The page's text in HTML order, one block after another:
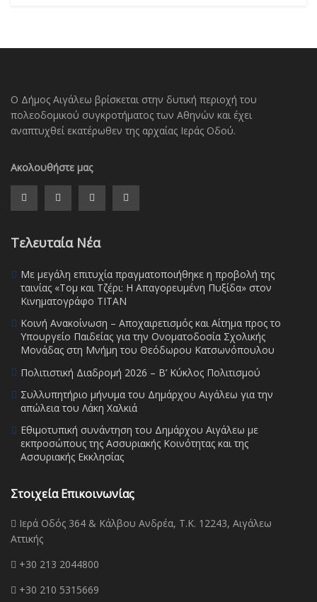
Ο Δήμος Αιγάλεω βρίσκεται στην δυτική περιοχή του
πολεοδομικού συγκροτήματος των Αθηνών και έχει
αναπτυχθεί εκατέρωθεν της αρχαίας Ιεράς Οδού.
Ακολουθήστε μας
Τελευταία Νέα
Με μεγάλη επιτυχία πραγματοποιήθηκε η προβολή της
ταινίας «Τομ και Τζέρι: Η Απαγορευμένη Πυξίδα» στον
Κινηματογράφο ΤΙΤΑΝ
Κοινή Ανακοίνωση – Αποχαιρετισμός και Αίτημα προς το
Υπουργείο Παιδείας για την Ονοματοδοσία Σχολικής
Μονάδας στη Μνήμη του Θεόδωρου Κατσωνόπουλου
Πολιτιστική Διαδρομή 2026 – Β’ Κύκλος Πολιτισμού
Συλλυπητήριο μήνυμα του Δημάρχου Αιγάλεω για την
απώλεια του Λάκη Χαλκιά
Εθιμοτυπική συνάντηση του Δημάρχου Αιγάλεω με
εκπροσώπους της Ασσυριακής Κοινότητας και της
Ασσυριακής Εκκλησίας
Στοιχεία Επικοινωνίας
Ιερά Οδός 364 & Κάλβου Ανδρέα, Τ.Κ. 12243, Αιγάλεω
Αττικής
+30 213 2044800
+30 210 5315669